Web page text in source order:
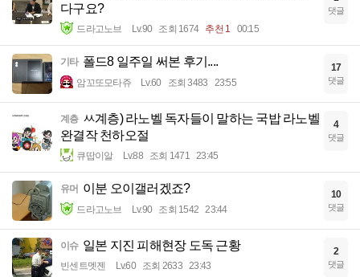
다구요?
드라고노브 Lv.90 조회 1674 추천 1 00:15
댓글
기타 폴드8 일주일 써본 후기....
암꼬또모타쥬 Lv.60 조회 3483 23:55
17
댓글
계층 ㅆ계층) 라노벨 독자들이 말하는 국밥 라노벨
완결작 천하오절
큐땁이알 Lv.88 조회 1471 23:45
4
댓글
유머 이분 오이갤러겠죠?
드라고노브 Lv.90 조회 1542 23:44
10
댓글
이슈 일본 지진 피해현장 도독 근황
빈센트멧젠 Lv.60 조회 2633 23:43
2
댓글